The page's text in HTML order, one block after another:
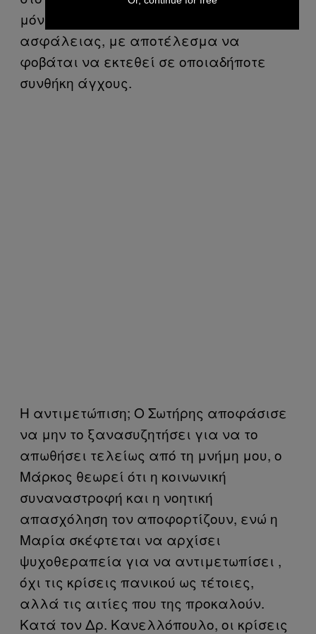
μόνιμης αναζήτησης ενός αισθήματος
ασφάλειας, με αποτέλεσμα να
φοβάται να εκτεθεί σε οποιαδήποτε
συνθήκη άγχους.
Η αντιμετώπιση; Ο Σωτήρης αποφάσισε
να μην το ξανασυζητήσει για να το
απωθήσει τελείως από τη μνήμη μου, ο
Μάρκος θεωρεί ότι η κοινωνική
συναναστροφή και η νοητική
απασχόληση τον αποφορτίζουν, ενώ η
Μαρία σκέφτεται να αρχίσει
ψυχοθεραπεία για να αντιμετωπίσει ,
όχι τις κρίσεις πανικού ως τέτοιες,
αλλά τις αιτίες που της προκαλούν.
Κατά τον Δρ. Κανελλόπουλο, οι κρίσεις